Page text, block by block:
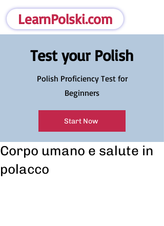
LearnPolski.com
Test your Polish
Polish Proficiency Test for
Beginners
Start Now
Corpo umano e salute in
polacco